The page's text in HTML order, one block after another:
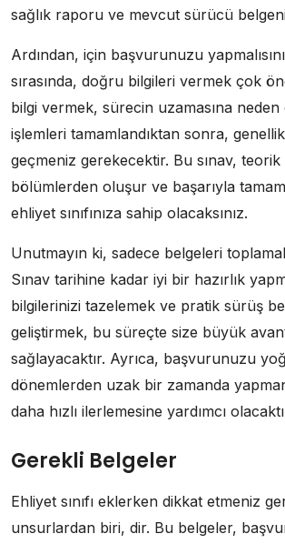
sağlık raporu ve mevcut sürücü
Ardından, için başvurunuzu
sırasında, doğru bilgileri vermek çok
bilgi vermek, sürecin uzamasına
işlemleri tamamlandıktan sonra,
geçmeniz gerekecektir. Bu sınav,
bölümlerden oluşur ve başarıyla
ehliyet sınıfınıza sahip olacaksınız.
Unutmayın ki, sadece belgeleri
Sınav tarihine kadar iyi bir hazırlık
bilgilerinizi tazelemek ve pratik sürüş
geliştirmek, bu süreçte size büyük
sağlayacaktır. Ayrıca, başvurunuzu
dönemlerden uzak bir zamanda
daha hızlı ilerlemesine yardımcı
Gerekli Belgeler
Ehliyet sınıfı eklerken dikkat etmeniz
unsurlardan biri, dir. Bu belgeler,